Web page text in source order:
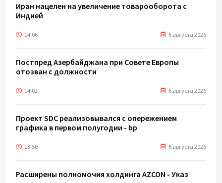
Иран нацелен на увеличение товарооборота с
Индией
14:06 6 августа 2026
Постпред Азербайджана при Совете Европы
отозван с должности
14:02 6 августа 2026
Проект SDC реализовывался с опережением
графика в первом полугодии - bp
13:50 6 августа 2026
Расширены полномочия холдинга AZCON - Указ